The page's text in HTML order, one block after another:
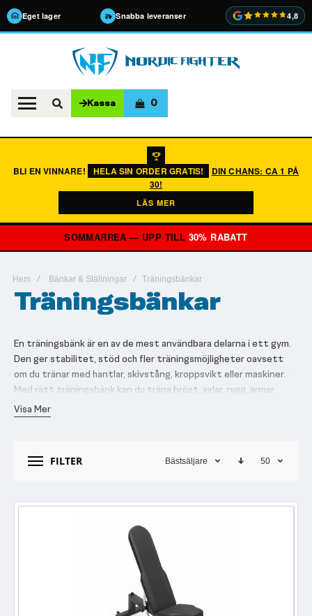
Eget lager Snabba leveranser 4,8
Kassa 0
BLI EN VINNARE! HELA SIN ORDER GRATIS!
DIN CHANS: CA 1 PÅ
30!
LÄS MER
SOMMARREA — UPP TILL 30% RABATT
Hem Bänkar & Ställningar Träningsbänkar
Träningsbänkar
En träningsbänk är en av de mest användbara delarna i ett gym.
Den ger stabilitet, stöd och fler träningsmöjligheter oavsett
om du tränar med hantlar, skivstång, kroppsvikt eller maskiner.
Med rätt träningsbänk kan du träna bröst, axlar, rygg, armar,
mage och ben på ett mer varierat och kontrollerat sätt.
omfattar bland annat plana träningsbänkar, ställbara
träningsmiljöer.
Visa Mer
FILTER Bästsäljare 50